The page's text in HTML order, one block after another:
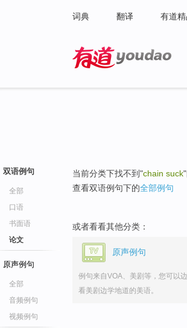
词典 翻译 有道
双语例句
全部
口语
书面语
论文
原声例句
全部
音频例句
视频例句
当前分类下找不到"chain suck
查看双语例句下的全部例句
或者看看其他分类：
原声例句
例句来自VOA、美剧等，您可以边
看美剧边学地道的美语。